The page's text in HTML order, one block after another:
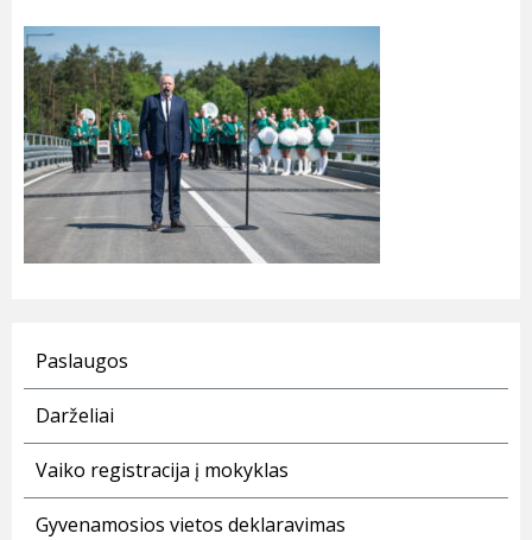
Paslaugos
Darželiai
Vaiko registracija į mokyklas
Gyvenamosios vietos deklaravimas